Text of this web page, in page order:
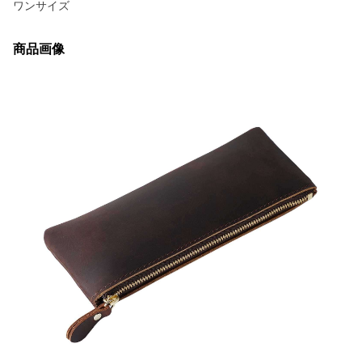
ワンサイズ
商品画像